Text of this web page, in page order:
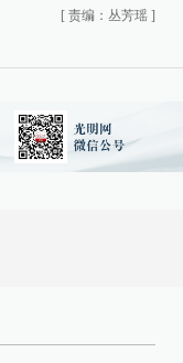
[ 责编：丛芳瑶 ]